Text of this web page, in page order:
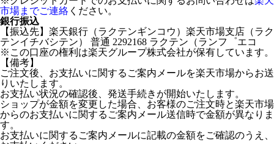
市場までご連絡 ください。
銀行振込
【振込先】楽天銀行（ラクテンギンコウ）楽天市場支店（ラク
テンイチバシテン） 普通 2292168 ラクテン（ランフ゜エコ
※この口座の権利は楽天グループ株式会社が保有しています。
【備考】
ご注文後、お支払いに関するご案内メールを楽天市場からお送
りいたします。
お支払い状況の確認後、発送手続きが開始いたします。
ショップが金額を変更した場合、お客様のご注文時と楽天市場
からのお支払いに関するご案内メール送信時で金額が異なりま
す。
お支払いに関するご案内メールに記載の金額をご確認のうえ、